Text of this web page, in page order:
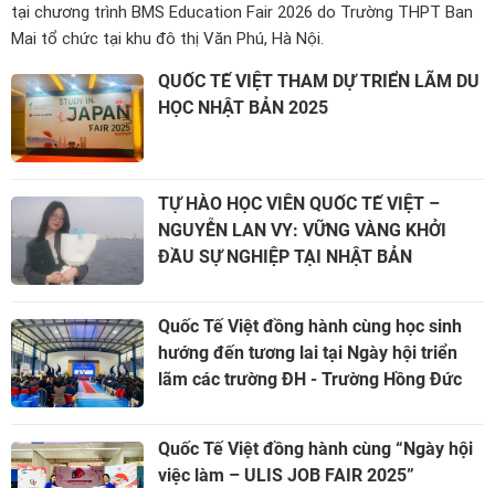
tại chương trình BMS Education Fair 2026 do Trường THPT Ban
Mai tổ chức tại khu đô thị Văn Phú, Hà Nội.
QUỐC TẾ VIỆT THAM DỰ TRIỂN LÃM DU
HỌC NHẬT BẢN 2025
TỰ HÀO HỌC VIÊN QUỐC TẾ VIỆT –
NGUYỄN LAN VY: VỮNG VÀNG KHỞI
ĐẦU SỰ NGHIỆP TẠI NHẬT BẢN
Quốc Tế Việt đồng hành cùng học sinh
hướng đến tương lai tại Ngày hội triển
lãm các trường ĐH - Trường Hồng Đức
Quốc Tế Việt đồng hành cùng “Ngày hội
việc làm – ULIS JOB FAIR 2025”